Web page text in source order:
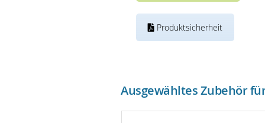
Produktsicherheit
Ausgewähltes Zubehör